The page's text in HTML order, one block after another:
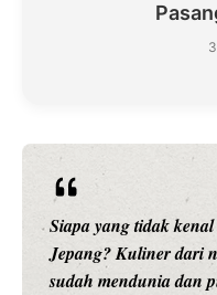
Siapa yang tidak
Jepang? Kuliner dari
sudah mendunia dan